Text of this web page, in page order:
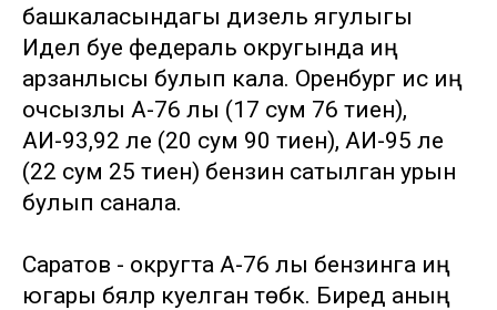
башкаласындагы дизель ягулыгы
Идел буе федераль округында иң
арзанлысы булып кала. Оренбург исә иң
очсызлы А-76 лы (17 сум 76 тиен),
АИ-93,92 ле (20 сум 90 тиен), АИ-95 ле
(22 сум 25 тиен) бензин сатылган урын
булып санала.
Саратов - округта А-76 лы бензинга иң
югары бәяләр куелган төбәк. Биредә аның